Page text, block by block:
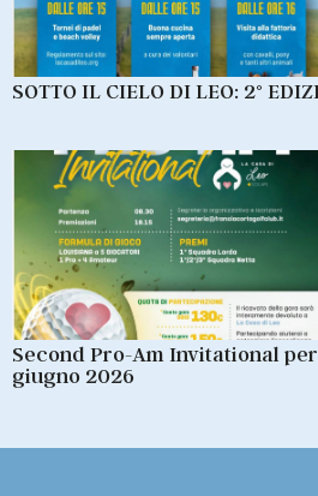
SOTTO IL CIELO DI LEO: 2°
Second Pro-Am Invitational
giugno 2026